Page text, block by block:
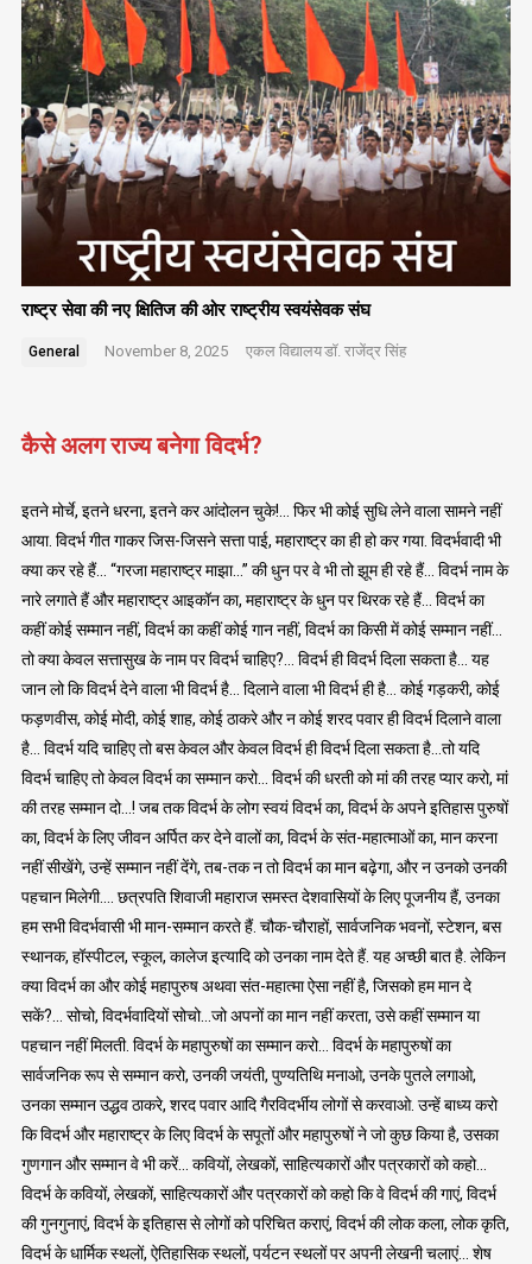
राष्ट्र सेवा की नए क्षितिज की ओर राष्ट्रीय स्वयंसेवक संघ
General November 8, 2025 एकल विद्यालयडॉ. राजेंद्र सिंह
कैसे अलग राज्य बनेगा विदर्भ?
इतने मोर्चे, इतने धरना, इतने कर आंदोलन चुके!… फिर भी कोई सुधि लेने वाला सामने नहीं
आया. विदर्भ गीत गाकर जिस-जिसने सत्ता पाई, महाराष्ट्र का ही हो कर गया. विदर्भवादी भी
क्या कर रहे हैं… “गरजा महाराष्ट्र माझा…” की धुन पर वे भी तो झूम ही रहे हैं… विदर्भ नाम के
नारे लगाते हैं और महाराष्ट्र आइकॉन का, महाराष्ट्र के धुन पर थिरक रहे हैं… विदर्भ का
कहीं कोई सम्मान नहीं, विदर्भ का कहीं कोई गान नहीं, विदर्भ का किसी में कोई सम्मान नहीं…
तो क्या केवल सत्तासुख के नाम पर विदर्भ चाहिए?… विदर्भ ही विदर्भ दिला सकता है… यह
जान लो कि विदर्भ देने वाला भी विदर्भ है… दिलाने वाला भी विदर्भ ही है… कोई गड़करी, कोई
फड़णवीस, कोई मोदी, कोई शाह, कोई ठाकरे और न कोई शरद पवार ही विदर्भ दिलाने वाला
है… विदर्भ यदि चाहिए तो बस केवल और केवल विदर्भ ही विदर्भ दिला सकता है…तो यदि
विदर्भ चाहिए तो केवल विदर्भ का सम्मान करो… विदर्भ की धरती को मां की तरह प्यार करो, मां
की तरह सम्मान दो…! जब तक विदर्भ के लोग स्वयं विदर्भ का, विदर्भ के अपने इतिहास पुरुषों
का, विदर्भ के लिए जीवन अर्पित कर देने वालों का, विदर्भ के संत-महात्माओं का, मान करना
नहीं सीखेंगे, उन्हें सम्मान नहीं देंगे, तब-तक न तो विदर्भ का मान बढ़ेगा, और न उनको उनकी
पहचान मिलेगी…. छत्रपति शिवाजी महाराज समस्त देशवासियों के लिए पूजनीय हैं, उनका
हम सभी विदर्भवासी भी मान-सम्मान करते हैं. चौक-चौराहों, सार्वजनिक भवनों, स्टेशन, बस
स्थानक, हॉस्पीटल, स्कूल, कालेज इत्यादि को उनका नाम देते हैं. यह अच्छी बात है. लेकिन
क्या विदर्भ का और कोई महापुरुष अथवा संत-महात्मा ऐसा नहीं है, जिसको हम मान दे
सकें?… सोचो, विदर्भवादियों सोचो…जो अपनों का मान नहीं करता, उसे कहीं सम्मान या
पहचान नहीं मिलती. विदर्भ के महापुरुषों का सम्मान करो… विदर्भ के महापुरुषों का
सार्वजनिक रूप से सम्मान करो, उनकी जयंती, पुण्यतिथि मनाओ, उनके पुतले लगाओ,
उनका सम्मान उद्धव ठाकरे, शरद पवार आदि गैरविदर्भीय लोगों से करवाओ. उन्हें बाध्य करो
कि विदर्भ और महाराष्ट्र के लिए विदर्भ के सपूतों और महापुरुषों ने जो कुछ किया है, उसका
गुणगान और सम्मान वे भी करें… कवियों, लेखकों, साहित्यकारों और पत्रकारों को कहो…
विदर्भ के कवियों, लेखकों, साहित्यकारों और पत्रकारों को कहो कि वे विदर्भ की गाएं, विदर्भ
की गुनगुनाएं, विदर्भ के इतिहास से लोगों को परिचित कराएं, विदर्भ की लोक कला, लोक कृति,
विदर्भ के धार्मिक स्थलों, ऐतिहासिक स्थलों, पर्यटन स्थलों पर अपनी लेखनी चलाएं… शेष